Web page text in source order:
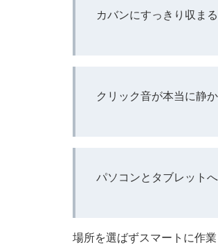
カバンにすっきり収ま
クリック音が本当に静
パソコンとタブレット
場所を選ばずスマートに作